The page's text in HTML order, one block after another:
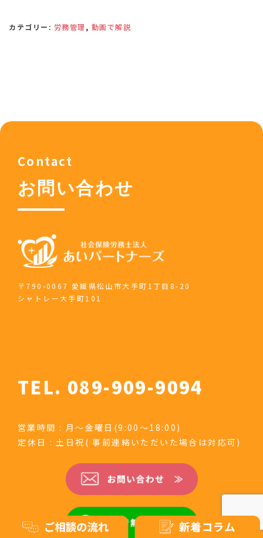
カテゴリー: 労務管理 , 動画で解説
Contact
お問い合わせ
〒790-0067 愛媛県松山市大手町1丁目8-20
シャトレー大手町101
TEL. 089-909-9094
営業時間 : 月～金曜日(9:00～18:00)
定休日 : 土日祝( 事前連絡いただいた場合は対応可)